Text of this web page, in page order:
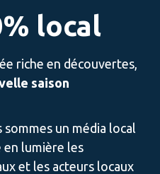
local
riche en découvertes,
saison
un média local
lumière les
et les acteurs locaux